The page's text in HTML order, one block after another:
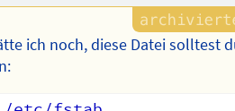
ich noch, diese Datei solltest